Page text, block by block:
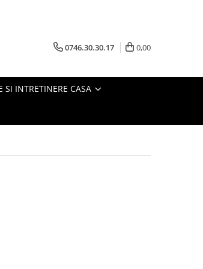
0746.30.30.17 0,00
SI INTRETINERE CASA